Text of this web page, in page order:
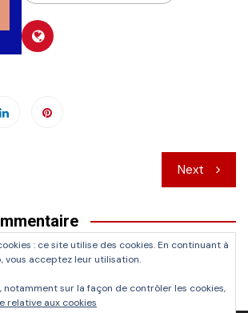
Next
pour publier un commentaire.
: ce site utilise des cookies. En continuant à
vous acceptez leur utilisation.
notamment sur la façon de contrôler les cookies,
relative aux cookies